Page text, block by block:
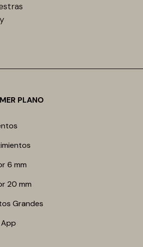
PLANO
6 mm
20 mm
Grandes